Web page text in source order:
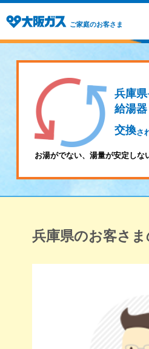
ご家庭のお客さま
兵庫県
給湯
交換さ
お湯がでない、湯量が安定しな
兵庫県のお客さま